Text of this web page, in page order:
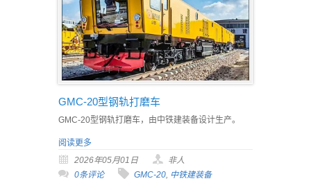
GMC-20型钢轨打磨车
GMC-20型钢轨打磨车，由中铁建装备设计生产。
阅读更多
2026年05月01日
非人
0条评论
GMC-20, 中铁建装备